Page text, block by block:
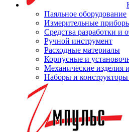
Паяльное оборудование
Измерительные
Средства разработки и
Ручной инструмент
Расходные материалы
Корпусные и
Механические изделия
Наборы и конструкторы